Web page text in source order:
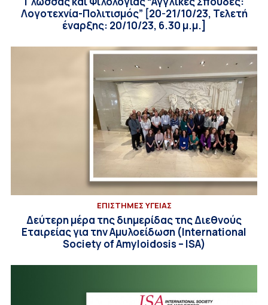
Λογοτεχνία-Πολιτισμός” [20-21/10/23, Τελετή
έναρξης: 20/10/23, 6.30 μ.μ.]
ΕΠΙΣΤΗΜΕΣ ΥΓΕΙΑΣ
Δεύτερη μέρα της διημερίδας της Διεθνούς
Εταιρείας για την Αμυλοείδωση (International
Society of Amyloidosis – ISA)